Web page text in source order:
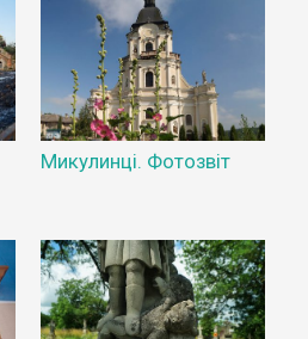
Микулинці. Фотозвіт